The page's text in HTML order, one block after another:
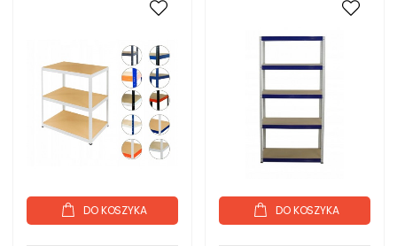
DO KOSZYKA DO KOSZYKA